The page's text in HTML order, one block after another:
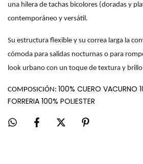
una hilera de tachas bicolores (doradas y
contemporáneo y versátil.
Su estructura flexible y su correa larga la
cómoda para salidas nocturnas o para
look urbano con un toque de textura y
COMPOSICIÓN: 100% CUERO VACURNO
FORRERIA 100% POLIESTER